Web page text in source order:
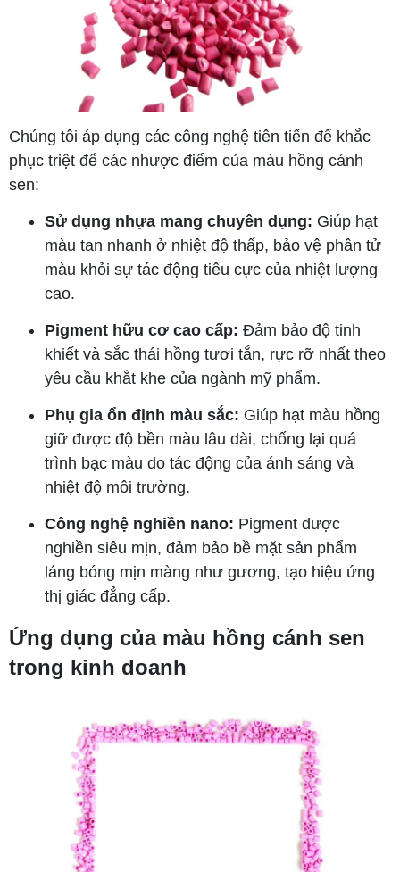
Chúng tôi áp dụng các công nghệ tiên tiến để khắc
phục triệt để các nhược điểm của màu hồng cánh
sen:
Sử dụng nhựa mang chuyên dụng: Giúp hạt
màu tan nhanh ở nhiệt độ thấp, bảo vệ phân tử
màu khỏi sự tác động tiêu cực của nhiệt lượng
cao.
Pigment hữu cơ cao cấp: Đảm bảo độ tinh
khiết và sắc thái hồng tươi tắn, rực rỡ nhất theo
yêu cầu khắt khe của ngành mỹ phẩm.
Phụ gia ổn định màu sắc: Giúp hạt màu hồng
giữ được độ bền màu lâu dài, chống lại quá
trình bạc màu do tác động của ánh sáng và
nhiệt độ môi trường.
Công nghệ nghiền nano: Pigment được
nghiền siêu mịn, đảm bảo bề mặt sản phẩm
láng bóng mịn màng như gương, tạo hiệu ứng
thị giác đẳng cấp.
Ứng dụng của màu hồng cánh sen
trong kinh doanh